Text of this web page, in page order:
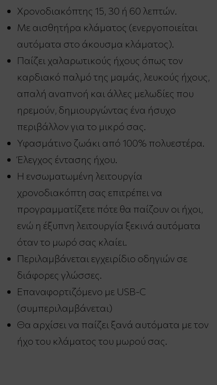
Χρονοδιακόπτης 15, 30 ή 60 λεπτών.
Με αισθητήρα κλάματος (ενεργοποιείται
αυτόματα στο άκουσμα κλάματος).
Παίζει χαλαρωτικούς ήχους όπως τον
καρδιακό παλμό της μαμάς, λευκούς ήχους,
απαλή αναπνοή και άλλες μελωδίες που
ηρεμούν, δημιουργώντας ένα ήσυχο
περιβάλλον για το μικρό σας.
Υφασμάτινο ζωάκι από 100% πολυεστέρα.
Έλεγχος έντασης ήχου.
Η ενσωματωμένη λειτουργία
χρονοδιακόπτη σας επιτρέπει να
προγραμματίζετε πότε θα παίζουν οι ήχοι,
ενώ η έξυπνη λειτουργία ξεκινά αυτόματα
όταν το μωρό σας κλαίει.
Περιλαμβάνεται εγχειρίδιο οδηγιών σε
διάφορες γλώσσες.
Επαναφορτιζόμενο με USB-C
(συμπεριλαμβάνεται)
Θα αρχίσει να παίζει ξανά αυτόματα με τον
ήχο του κλάματος του μωρού σας.